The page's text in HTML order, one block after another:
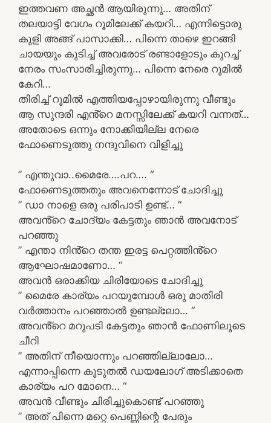
ഇത്തവണ അച്ഛൻ ആയിരുന്നു… അതിന്
തലയാട്ടി വേഗം റൂമിലേക്ക് കയറി… എന്നിട്ടൊരു
കുളി അങ്ങ് പാസാക്കി… പിന്നെ താഴെ ഇറങ്ങി
ചായയും കുടിച്ച് അവരോട് രണ്ടാളോടും കുറച്ച്
നേരം സംസാരിച്ചിരുന്നു… പിന്നെ നേരെ റൂമിൽ
കേറി…
തിരിച്ച് റൂമിൽ എത്തിയപ്പോഴായിരുന്നു വീണ്ടും
ആ സുന്ദരി എൻ്റെ മനസ്സിലേക്ക് കയറി വന്നത്…
അതോടെ ഒന്നും നോക്കിയില്ല നേരെ
ഫോണെടുത്തു നന്ദുവിനെ വിളിച്ചു
” എന്തുവാ..മൈരേ….പറ…. “
ഫോണെടുത്തതും അവനെന്നോട് ചോദിച്ചു
” ഡാ നാളെ ഒരു പരിപാടി ഉണ്ട്… “
അവൻ്റെ ചോദ്യം കേട്ടതും ഞാൻ അവനോട്
പറഞ്ഞു
” എന്താ നിൻ്റെ തന്ത ഇരട്ട പെറ്റത്തിൻ്റെ
ആഘോഷമാണോ… “
അവൻ ഒരാക്കിയ ചിരിയോടെ ചോദിച്ചു
” മൈരേ കാര്യം പറയുമ്പോൾ ഒരു മാതിരി
വർത്താനം പറഞ്ഞാൽ ഉണ്ടല്ലോ… “
അവൻ്റെ മറുപടി കേട്ടതും ഞാൻ ഫോണിലൂടെ
ചീറി
” അതിന് നീയൊന്നും പറഞ്ഞില്ലാലോ…
എന്നാപ്പിന്നെ കൂടുതൽ ഡയലോഗ് അടിക്കാതെ
കാര്യം പറ മോനെ… “
അവൻ വീണ്ടും ചിരിച്ചുകൊണ്ട് പറഞ്ഞു
” അത് പിന്നെ മറ്റെ പെണ്ണിന്റെ പേരും